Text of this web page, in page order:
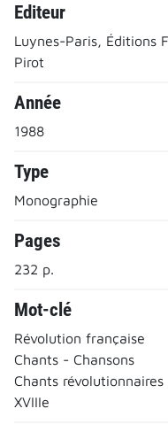
Editeur
Luynes-Paris, Éditions
Pirot
Année
1988
Type
Monographie
Pages
232 p.
Mot-clé
Révolution française
Chants - Chansons
Chants révolutionnaires
XVIIIe